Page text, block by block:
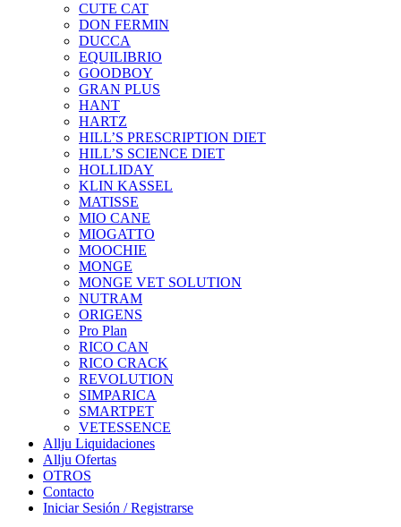
CUTE CAT
DON FERMIN
DUCCA
EQUILIBRIO
GOODBOY
GRAN PLUS
HANT
HARTZ
HILL’S PRESCRIPTION DIET
HILL’S SCIENCE DIET
HOLLIDAY
KLIN KASSEL
MATISSE
MIO CANE
MIOGATTO
MOOCHIE
MONGE
MONGE VET SOLUTION
NUTRAM
ORIGENS
Pro Plan
RICO CAN
RICO CRACK
REVOLUTION
SIMPARICA
SMARTPET
VETESSENCE
Allju Liquidaciones
Allju Ofertas
OTROS
Contacto
Iniciar Sesión / Registrarse